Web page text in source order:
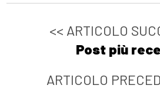
<< ARTICOLO
Post più
ARTICOLO